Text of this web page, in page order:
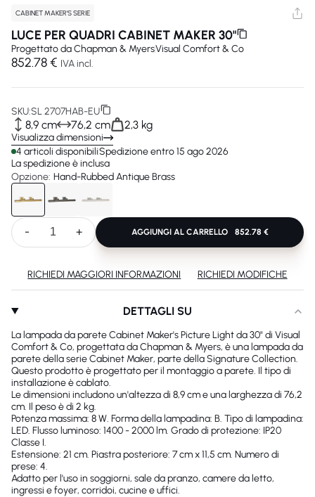
DETTAGLI SU
La lampada da parete Cabinet Maker's Picture Light da 30" di Visual
Comfort & Co, progettata da Chapman & Myers, è una lampada da
parete della serie Cabinet Maker, parte della Signature Collection.
Questo prodotto è progettato per il montaggio a parete. Il tipo di
installazione è cablato.
Le dimensioni includono un'altezza di 8,9 cm e una larghezza di 76,2
cm. Il peso è di 2 kg.
Potenza massima: 8 W. Forma della lampadina: B. Tipo di lampadina:
LED. Flusso luminoso: 1400 - 2000 lm. Grado di protezione: IP20
Classe I.
Estensione: 21 cm. Piastra posteriore: 7 cm x 11,5 cm. Numero di
prese: 4.
Adatto per l'uso in soggiorni, sale da pranzo, camere da letto,
ingressi e foyer, corridoi, cucine e uffici.
CABINET MAKER'S SERIE
LUCE PER QUADRI CABINET MAKER 30"
Progettato daChapman & MyersVisual Comfort & Co
852.78 € IVA incl.
SKU:SL 2707HAB-EU
8,9 cm 76,2 cm 2,3 kg
Visualizza dimensioni
4 articoli disponibiliSpedizione entro 15 ago 2026
La spedizione è inclusa
Opzione: Hand-Rubbed Antique Brass
- + AGGIUNGI AL CARRELLO 852.78 €
RICHIEDI MAGGIORI INFORMAZIONI RICHIEDI MODIFICHE